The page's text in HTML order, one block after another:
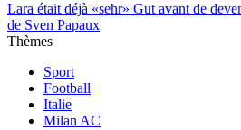
Lara était déjà «sehr» Gut avant de
de Sven Papaux
Thèmes
Sport
Football
Italie
Milan AC